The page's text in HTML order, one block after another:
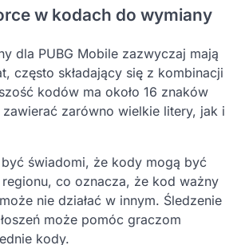
w kodach do wymiany
dla PUBG Mobile zazwyczaj mają
często składający się z kombinacji
kodów ma około 16 znaków
zawierać zarówno wielkie litery, jak i
świadomi, że kody mogą być
co oznacza, że kod ważny
nie działać w innym. Śledzenie
może pomóc graczom
kody.